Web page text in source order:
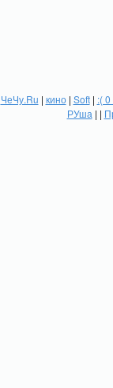
ЧеЧу.Ru | кино| Soft| :(
РУша | |